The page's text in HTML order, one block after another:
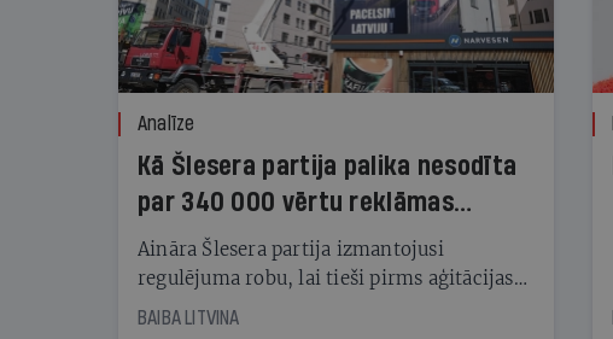
Analīze
Kā Šlesera partija palika nesodīta
par 340 000 vērtu reklāmas
kampaņu
Aināra Šlesera partija izmantojusi
regulējuma robu, lai tieši pirms aģitācijas
starta izreklamētos par summu, kas
BAIBA LITVINA